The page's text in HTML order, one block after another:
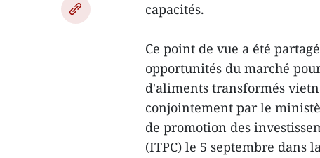
capacités.
Ce point de vue a été
opportunités du marché
d'aliments transformés
conjointement par le
de promotion des
(ITPC) le 5 septembre dans